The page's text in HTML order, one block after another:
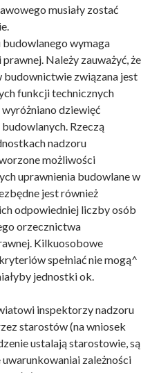
musiały zostać
wymaga
Należy zauważyć, że
budownictwie związana jest
funkcji technicznych
dziewięć
Rzeczą
nadzoru
możliwości
uprawnienia budowlane w
jest również
odpowiedniej liczby osób
orzecznictwa
Kilkuosobowe
spełniać nie mogą^
jednostki ok.
inspektorzy nadzoru
starostów (na wniosek
ustalają starostowie, są
zależności